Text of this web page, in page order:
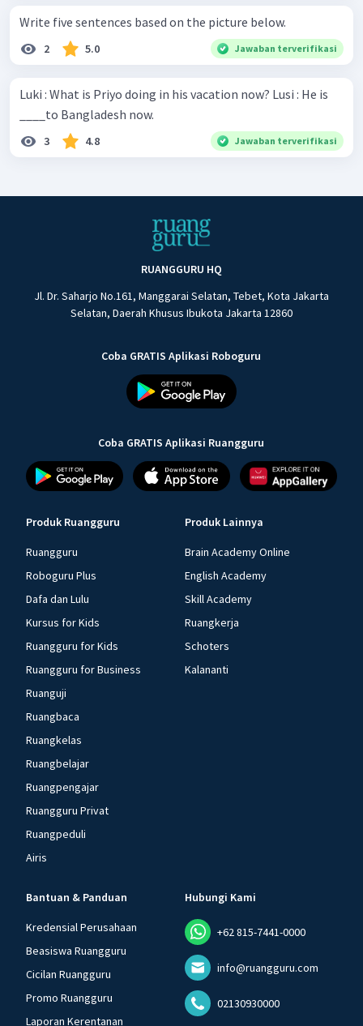
Write five sentences based on the picture below.
2 5.0 Jawaban terverifikasi
Luki : What is Priyo doing in his vacation now? Lusi : He is
____to Bangladesh now.
3 4.8 Jawaban terverifikasi
RUANGGURU HQ
Jl. Dr. Saharjo No.161, Manggarai Selatan, Tebet, Kota Jakarta
Selatan, Daerah Khusus Ibukota Jakarta 12860
Coba GRATIS Aplikasi Roboguru
Coba GRATIS Aplikasi Ruangguru
Produk Ruangguru
Ruangguru
Roboguru Plus
Dafa dan Lulu
Kursus for Kids
Ruangguru for Kids
Ruangguru for Business
Ruanguji
Ruangbaca
Ruangkelas
Ruangbelajar
Ruangpengajar
Ruangguru Privat
Ruangpeduli
Airis
Produk Lainnya
Brain Academy Online
English Academy
Skill Academy
Ruangkerja
Schoters
Kalananti
Bantuan & Panduan
Kredensial Perusahaan
Beasiswa Ruangguru
Cicilan Ruangguru
Promo Ruangguru
Laporan Kerentanan
Hubungi Kami
+62 815-7441-0000
info@ruangguru.com
02130930000